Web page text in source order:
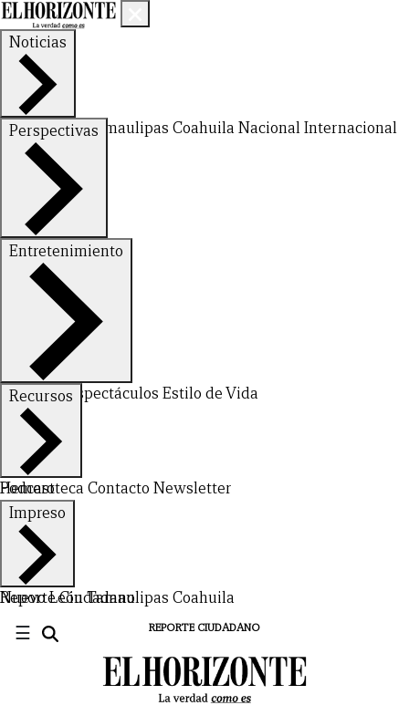
Noticias
Nuevo LeónTamaulipas Coahuila NacionalInternacional
Perspectivas
FinanzasOpinión
Entretenimiento
DeportesEspectáculos Estilo de Vida
Recursos
Hemeroteca Contacto Newsletter
Podcast
Impreso
Nuevo LeónTamaulipas Coahuila
Reporte Ciudadano
☰ REPORTE CIUDADANO